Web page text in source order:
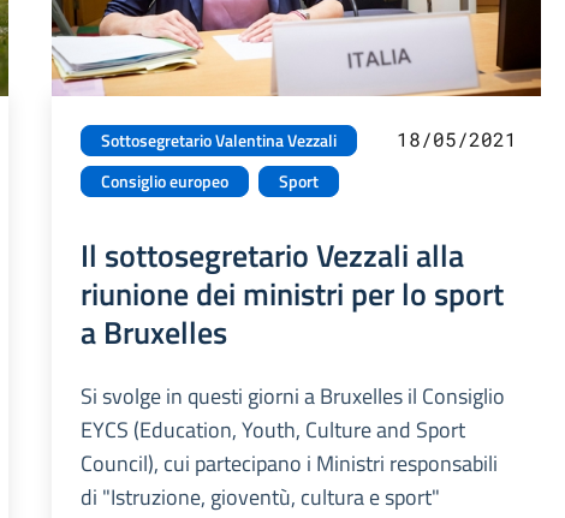
Sottosegretario Valentina Vezzali
Consiglio europeo
Sport
18/05/2021
Il sottosegretario Vezzali alla
riunione dei ministri per lo sport
a Bruxelles
Si svolge in questi giorni a Bruxelles il Consiglio
EYCS (Education, Youth, Culture and Sport
Council), cui partecipano i Ministri responsabili
di "Istruzione, gioventù, cultura e sport"